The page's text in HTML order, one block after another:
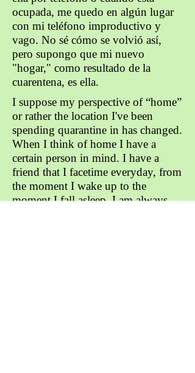
ocupada, me quedo en algún lugar
con mi teléfono improductivo y
vago. No sé cómo se volvió así,
pero supongo que mi nuevo
"hogar," como resultado de la
cuarentena, es ella.
I suppose my perspective of “home”
or rather the location I've been
spending quarantine in has changed.
When I think of home I have a
certain person in mind. I have a
friend that I facetime everyday, from
the moment I wake up to the
moment I fall asleep, I am always